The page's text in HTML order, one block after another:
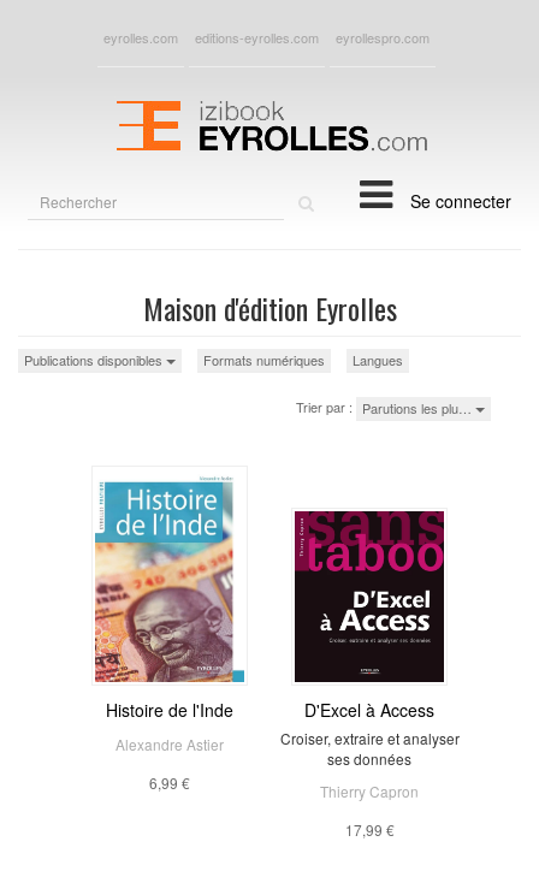
eyrolles.com editions-eyrolles.com eyrollespro.com
Se connecter
Maison d'édition Eyrolles
Publications disponibles Formats numériques Langues
Trier par : Parutions les plu…
Histoire de l'Inde
Alexandre Astier
6,99 €
D'Excel à Access
Croiser, extraire et analyser
ses données
Thierry Capron
17,99 €